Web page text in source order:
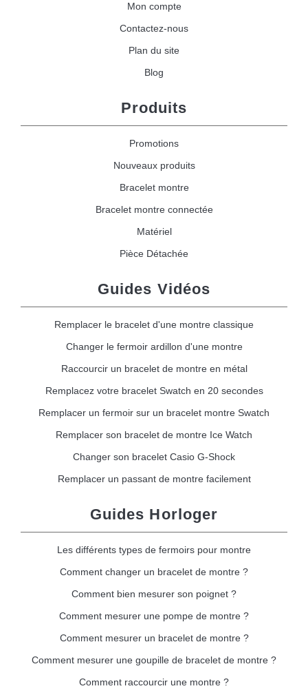
Mon compte
Contactez-nous
Plan du site
Blog
Produits
Promotions
Nouveaux produits
Bracelet montre
Bracelet montre connectée
Matériel
Pièce Détachée
Guides Vidéos
Remplacer le bracelet d'une montre classique
Changer le fermoir ardillon d'une montre
Raccourcir un bracelet de montre en métal
Remplacez votre bracelet Swatch en 20 secondes
Remplacer un fermoir sur un bracelet montre Swatch
Remplacer son bracelet de montre Ice Watch
Changer son bracelet Casio G-Shock
Remplacer un passant de montre facilement
Guides Horloger
Les différents types de fermoirs pour montre
Comment changer un bracelet de montre ?
Comment bien mesurer son poignet ?
Comment mesurer une pompe de montre ?
Comment mesurer un bracelet de montre ?
Comment mesurer une goupille de bracelet de montre ?
Comment raccourcir une montre ?